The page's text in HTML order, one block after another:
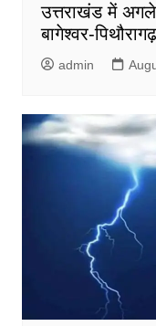
उत्तराखंड में अगले
बागेश्वर-
admin